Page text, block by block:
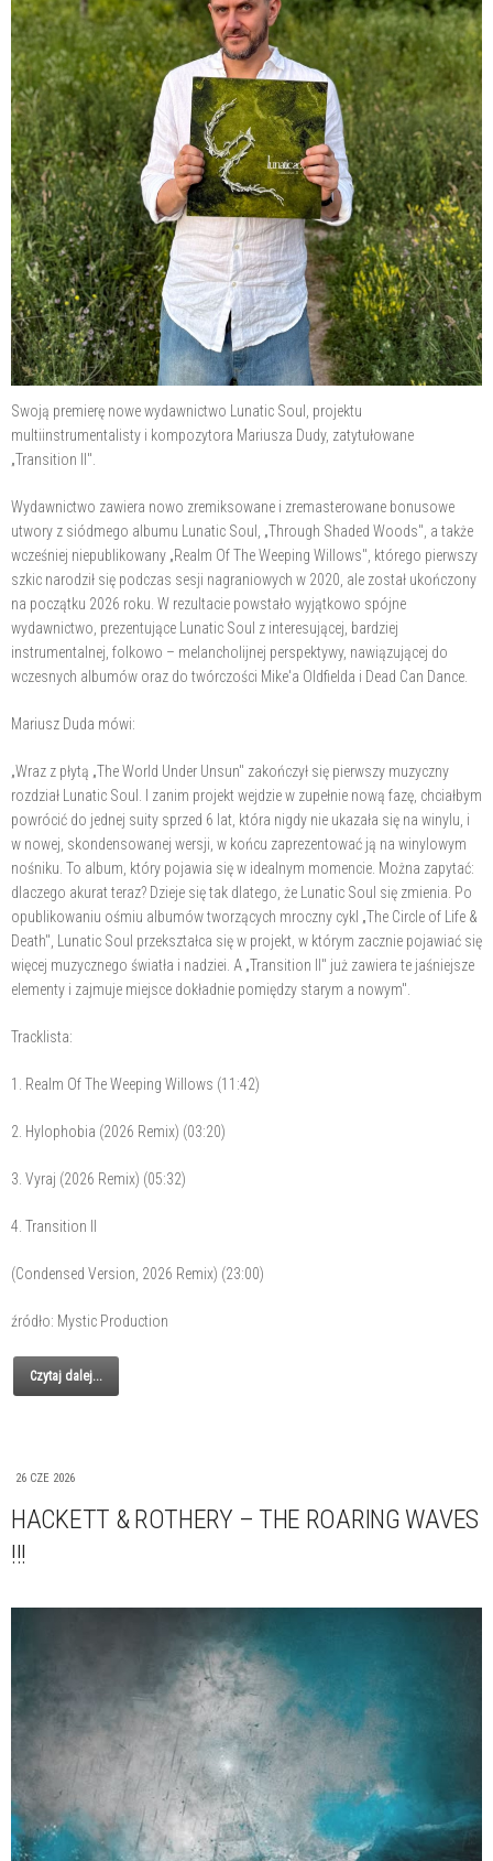
Swoją premierę nowe wydawnictwo Lunatic Soul, projektu
multiinstrumentalisty i kompozytora Mariusza Dudy, zatytułowane
„Transition II".
Wydawnictwo zawiera nowo zremiksowane i zremasterowane bonusowe
utwory z siódmego albumu Lunatic Soul, „Through Shaded Woods", a także
wcześniej niepublikowany „Realm Of The Weeping Willows", którego pierwszy
szkic narodził się podczas sesji nagraniowych w 2020, ale został ukończony
na początku 2026 roku. W rezultacie powstało wyjątkowo spójne
wydawnictwo, prezentujące Lunatic Soul z interesującej, bardziej
instrumentalnej, folkowo – melancholijnej perspektywy, nawiązującej do
wczesnych albumów oraz do twórczości Mike'a Oldfielda i Dead Can Dance.
Mariusz Duda mówi:
„Wraz z płytą „The World Under Unsun" zakończył się pierwszy muzyczny
rozdział Lunatic Soul. I zanim projekt wejdzie w zupełnie nową fazę, chciałbym
powrócić do jednej suity sprzed 6 lat, która nigdy nie ukazała się na winylu, i
w nowej, skondensowanej wersji, w końcu zaprezentować ją na winylowym
nośniku. To album, który pojawia się w idealnym momencie. Można zapytać:
dlaczego akurat teraz? Dzieje się tak dlatego, że Lunatic Soul się zmienia. Po
opublikowaniu ośmiu albumów tworzących mroczny cykl „The Circle of Life &
Death", Lunatic Soul przekształca się w projekt, w którym zacznie pojawiać się
więcej muzycznego światła i nadziei. A „Transition II" już zawiera te jaśniejsze
elementy i zajmuje miejsce dokładnie pomiędzy starym a nowym".
Tracklista:
1. Realm Of The Weeping Willows (11:42)
2. Hylophobia (2026 Remix) (03:20)
3. Vyraj (2026 Remix) (05:32)
4. Transition II
(Condensed Version, 2026 Remix) (23:00)
źródło: Mystic Production
Czytaj dalej...
26 CZE 2026
HACKETT & ROTHERY – THE ROARING WAVES
!!!